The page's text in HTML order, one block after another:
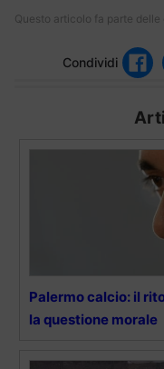
Questo articolo fa parte delle
Condividi
Palermo calcio: il
la questione morale